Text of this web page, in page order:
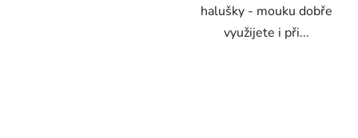
halušky - mouku dobře
využijete i při...